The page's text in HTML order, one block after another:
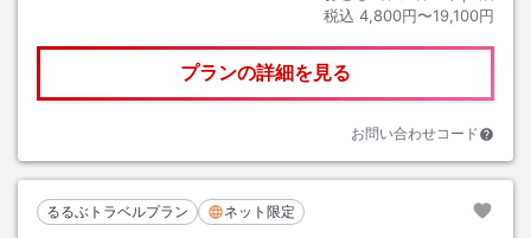
税込 4,800円〜19,100円
プランの詳細を見る
お問い合わせコード
るるぶトラベルプラン ネット限定